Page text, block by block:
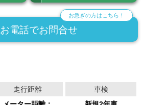
お電話でお問合せ
お急ぎの方はこちら！
走行距離
車検